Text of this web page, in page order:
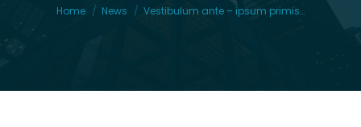
Home News Vestibulum ante – ipsum primis…